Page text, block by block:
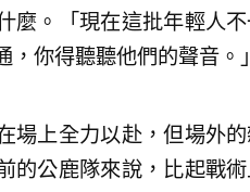
麼。「現在這批年輕人
你得聽聽他們的聲音。」
場上全力以赴，但場外
的公鹿隊來說，比起戰